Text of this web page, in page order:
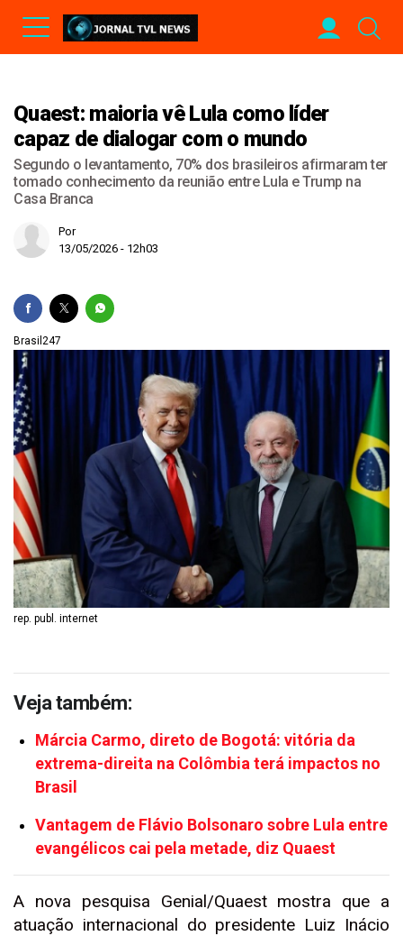
Quaest: maioria vê Lula como líder
capaz de dialogar com o mundo
Segundo o levantamento, 70% dos brasileiros afirmaram ter
tomado conhecimento da reunião entre Lula e Trump na
Casa Branca
Por
13/05/2026 - 12h03
Brasil247
rep. publ. internet
Veja também:
Márcia Carmo, direto de Bogotá: vitória da
extrema-direita na Colômbia terá impactos no
Brasil
Vantagem de Flávio Bolsonaro sobre Lula entre
evangélicos cai pela metade, diz Quaest
A nova pesquisa Genial/Quaest mostra que a
atuação internacional do presidente Luiz Inácio